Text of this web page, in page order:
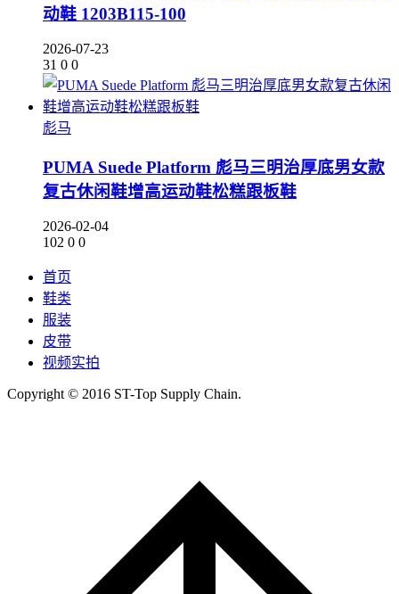
动鞋 1203B115-100
2026-07-23
31 0 0
彪马
PUMA Suede Platform 彪马三明治厚底男女款
复古休闲鞋增高运动鞋松糕跟板鞋
2026-02-04
102 0 0
首页
鞋类
服装
皮带
视频实拍
Copyright © 2016 ST-Top Supply Chain.